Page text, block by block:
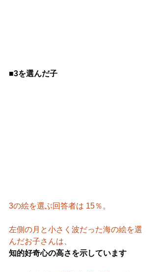
■3を選んだ子
3の絵を選ぶ回答者は 15％。
左側の月と小さく波だった海の絵を選
んだお子さんは、
知的好奇心の高さを示しています